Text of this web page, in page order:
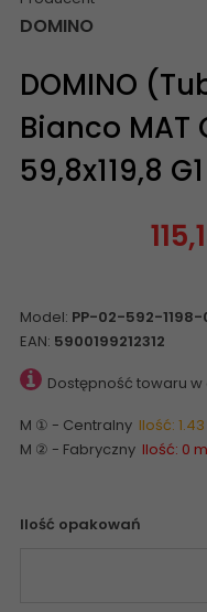
DOMINO
DOMINO
Bianco MAT
59,8x119,8 G1
Model: PP-02-592-
EAN: 5900199212312
Dostępność towaru w
M ① - Centralny Ilość:
M ② - Fabryczny Ilość: 0 m
Ilość opakowań